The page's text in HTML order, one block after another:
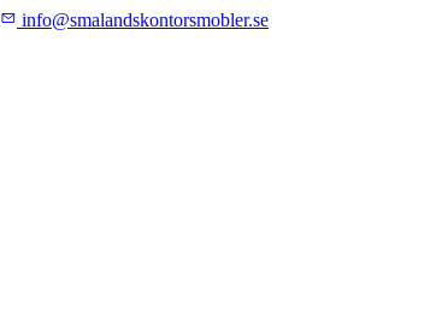
info@smalandskontorsmobler.se